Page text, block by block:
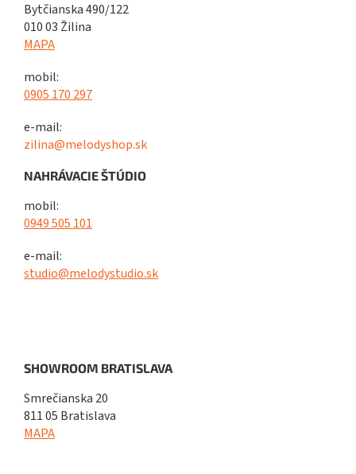
Bytčianska 490/122
010 03 Žilina
MAPA
mobil:
0905 170 297
e-mail:
zilina@melodyshop.sk
NAHRÁVACIE ŠTÚDIO
mobil:
0949 505 101
e-mail:
studio@melodystudio.sk
SHOWROOM BRATISLAVA
Smrečianska 20
811 05 Bratislava
MAPA